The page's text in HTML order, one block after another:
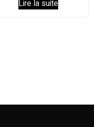
Lire la suite